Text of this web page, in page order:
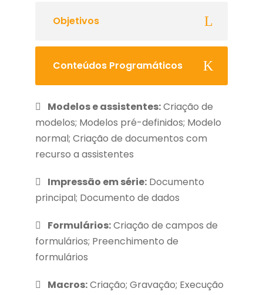
Objetivos
Conteúdos Programáticos
Modelos e assistentes:Criação de
modelos; Modelos pré-definidos; Modelo
normal; Criação de documentos com
recurso a assistentes
Impressão em série: Documento
principal; Documento de dados
Formulários:Criação de campos de
formulários; Preenchimento de
formulários
Macros:Criação; Gravação; Execução